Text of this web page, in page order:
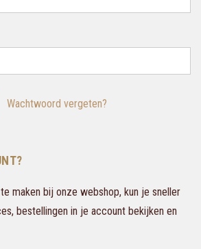
Wachtwoord vergeten?
maken bij onze webshop, kun je sneller
bestellingen in je account bekijken en